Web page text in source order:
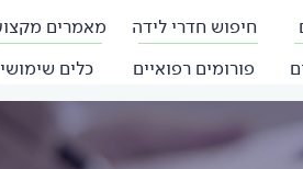
חיפוש חדרי לידה מאמרים
פורומים רפואיים כלים